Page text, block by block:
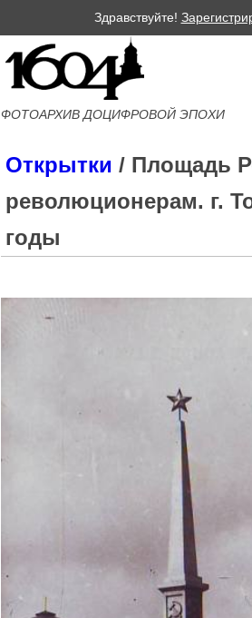
Здравствуйте!
ФОТОАРХИВ ДОЦИФРОВОЙ ЭПОХИ
Открытки / Площадь
революционерам. г.
годы